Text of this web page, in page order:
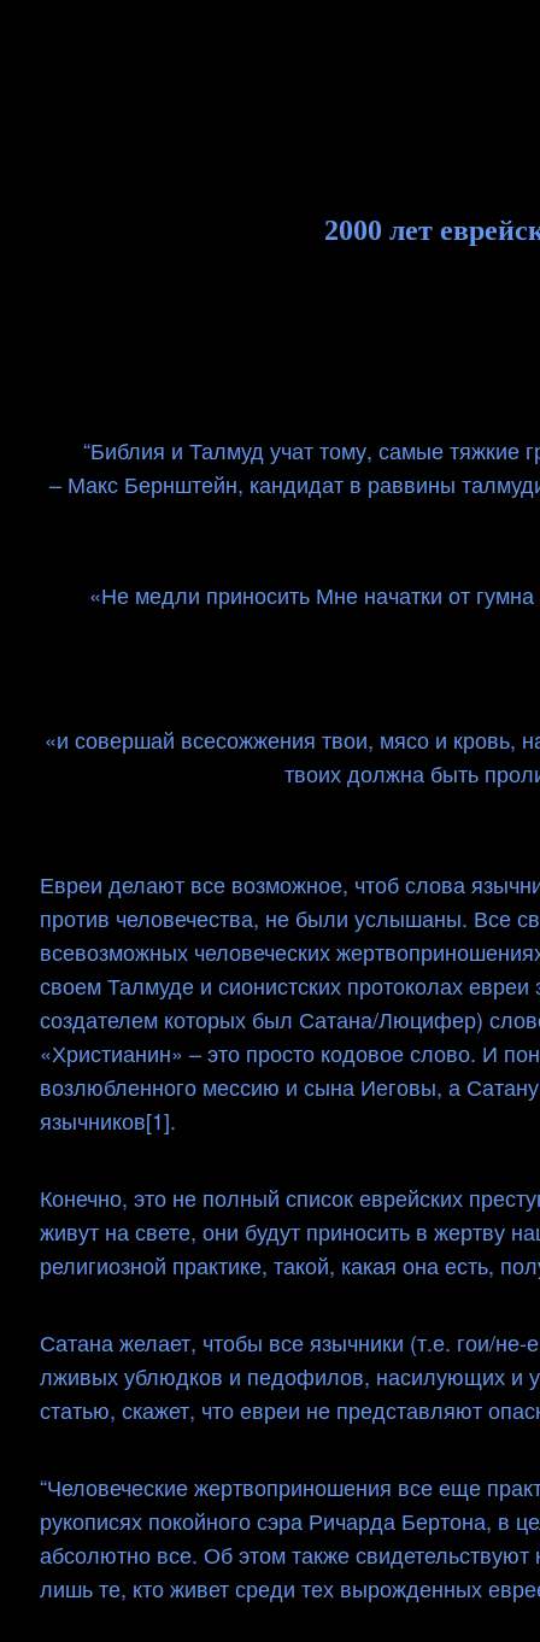
2000 лет
“Библия и Талмуд учат тому, самые тяжкие
– Макс Бернштейн, кандидат в раввины
«Не медли приносить Мне начатки от
«и совершай всесожжения твои, мясо и кровь,
твоих должна быть
Евреи делают все возможное, чтоб слова
против человечества, не были услышаны. Все
всевозможных человеческих
своем Талмуде и сионистских протоколах
создателем которых был Сатана/Люцифер)
«Христианин» – это просто кодовое слово. И
возлюбленного мессию и сына Иеговы, а
язычников[1].
Конечно, это не полный список еврейских
живут на свете, они будут приносить в жертву
религиозной практике, такой, какая она есть,
Сатана желает, чтобы все язычники (т.е. гои/
лживых ублюдков и педофилов, насилующих и
статью, скажет, что евреи не представляют
“Человеческие жертвоприношения все еще
рукописях покойного сэра Ричарда Бертона, в
абсолютно все. Об этом также
лишь те, кто живет среди тех вырожденных